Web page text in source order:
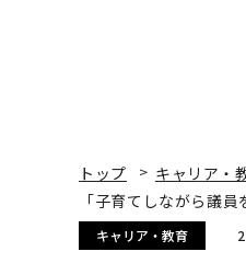
トップ
キャリア・
「子育てしながら議
キャリア・教育